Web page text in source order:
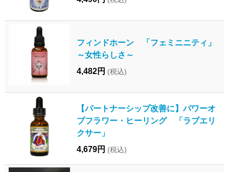
フィンドホーン 「フェミニニティ」
～女性らしさ～
4,482円 (税込)
【パートナーシップ改善に】パワーオ
ブフラワー・ヒーリング 「ラブエリ
クサー」
4,679円 (税込)